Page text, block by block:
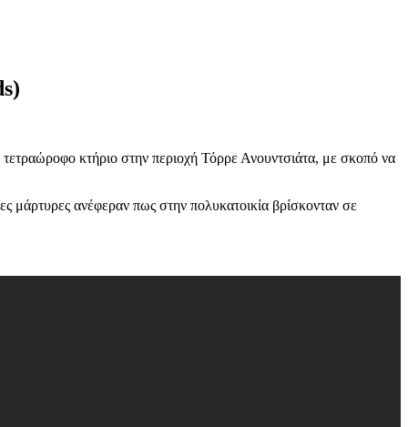
κτήριο στην περιοχή Τόρρε Ανουντσιάτα, με σκοπό να
ανέφεραν πως στην πολυκατοικία βρίσκονταν σε